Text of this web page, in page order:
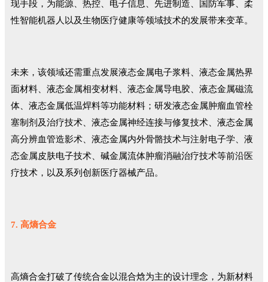
现手段，为能源、热控、电子信息、先进制造、国防军事、柔
性智能机器人以及生物医疗健康等领域技术的发展带来变革。
未来，该领域还需重点发展液态金属电子浆料、液态金属热界
面材料、液态金属相变材料、液态金属导电胶、液态金属磁流
体、液态金属低温焊料等功能材料；研发液态金属肿瘤血管栓
塞制剂及治疗技术、液态金属神经连接与修复技术、液态金属
高分辨血管造影术、液态金属内外骨骼技术与注射电子学、液
态金属皮肤电子技术、碱金属流体肿瘤消融治疗技术等前沿医
疗技术，以及系列创新医疗器械产品。
7. 高熵合金
高熵合金打破了传统合金以混合焓为主的设计理念，为新材料